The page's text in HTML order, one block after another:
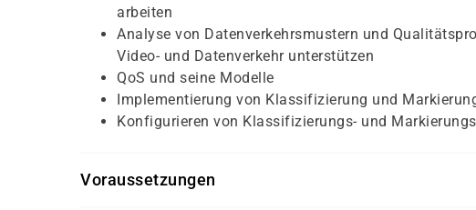
arbeiten
Analyse von Datenverkehrsmustern und
Video- und Datenverkehr unterstützen
QoS und seine Modelle
Implementierung von Klassifizierung und
Konfigurieren von Klassifizierungs- und
Voraussetzungen